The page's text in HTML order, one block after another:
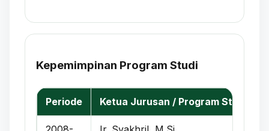
Kepemimpinan Program Studi
Periode Ketua Jurusan / Program Studi